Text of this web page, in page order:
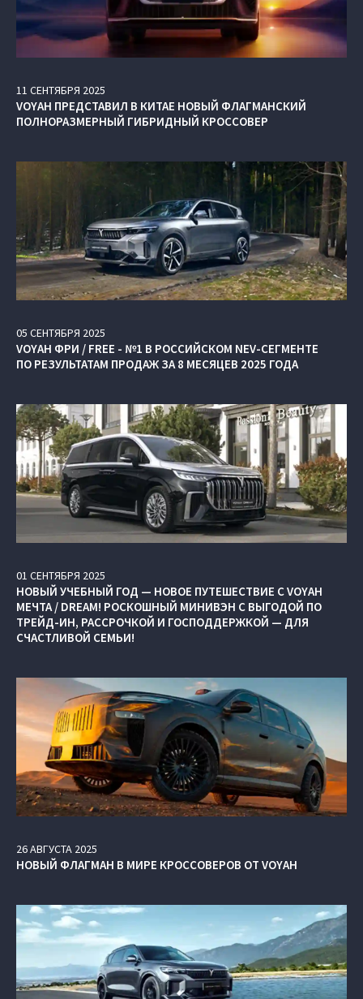
11 СЕНТЯБРЯ 2025
VOYAH ПРЕДСТАВИЛ В КИТАЕ НОВЫЙ ФЛАГМАНСКИЙ
ПОЛНОРАЗМЕРНЫЙ ГИБРИДНЫЙ КРОССОВЕР
05 СЕНТЯБРЯ 2025
VOYAH ФРИ / FREE - №1 В РОССИЙСКОМ NEV-СЕГМЕНТЕ
ПО РЕЗУЛЬТАТАМ ПРОДАЖ ЗА 8 МЕСЯЦЕВ 2025 ГОДА
01 СЕНТЯБРЯ 2025
НОВЫЙ УЧЕБНЫЙ ГОД — НОВОЕ ПУТЕШЕСТВИЕ С VOYAH
МЕЧТА / DREAM! РОСКОШНЫЙ МИНИВЭН С ВЫГОДОЙ ПО
ТРЕЙД-ИН, РАССРОЧКОЙ И ГОСПОДДЕРЖКОЙ — ДЛЯ
СЧАСТЛИВОЙ СЕМЬИ!
26АВГУСТА 2025
НОВЫЙ ФЛАГМАН В МИРЕ КРОССОВЕРОВ ОТ VOYAH